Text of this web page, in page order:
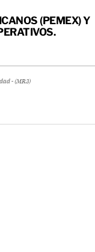
(PEMEX) Y
- (MR3)